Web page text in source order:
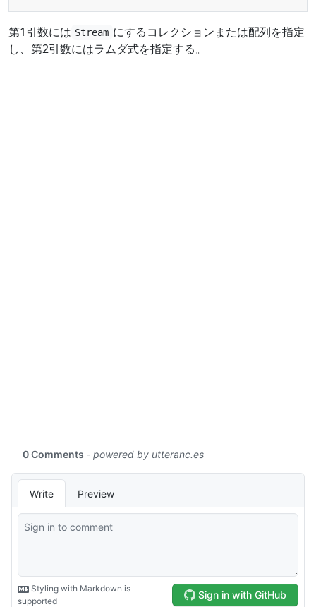
第1引数には Stream にするコレクションまたは配列を指定
し、第2引数にはラムダ式を指定する。